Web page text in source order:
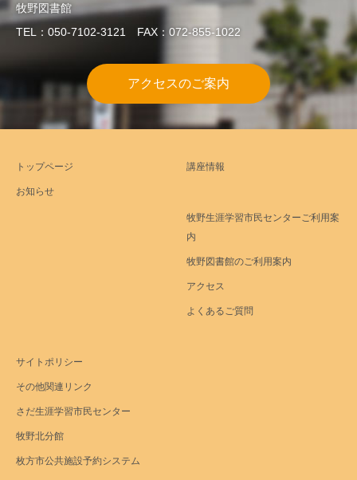
牧野図書館
TEL：050-7102-3121 FAX：072-855-1022
アクセスのご案内
トップページ
お知らせ
講座情報
牧野生涯学習市民センターご利用案
内
牧野図書館のご利用案内
アクセス
よくあるご質問
サイトポリシー
その他関連リンク
さだ生涯学習市民センター
牧野北分館
枚方市公共施設予約システム